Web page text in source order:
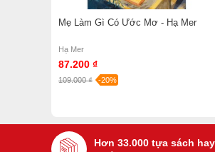
Mẹ Làm Gì Có Ước Mơ - Hạ Mer
Hạ Mer
87.200 ₫
109.000 ₫ -20%
Hơn 33.000 tựa sách hay